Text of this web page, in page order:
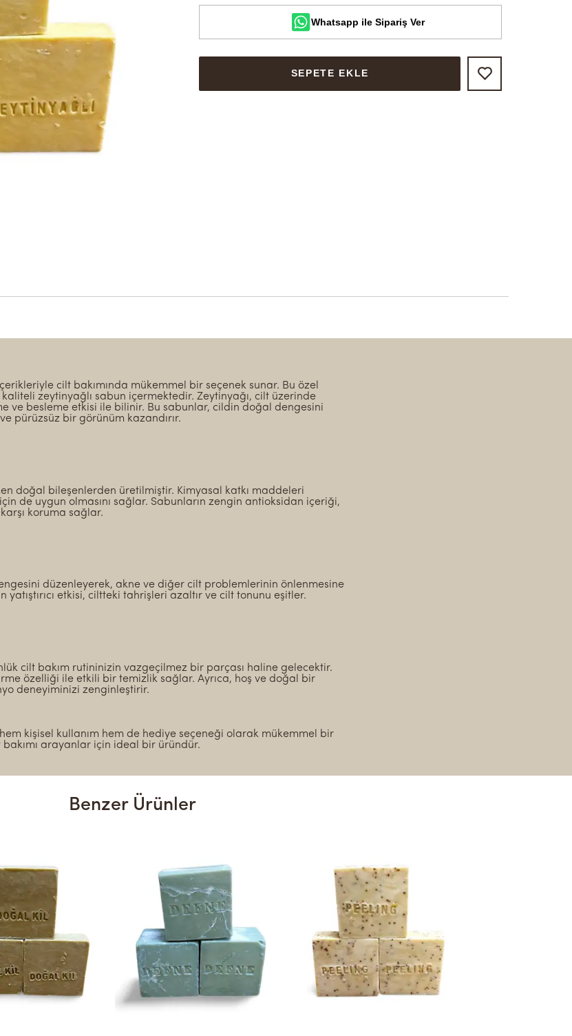
Whatsapp ile Sipariş Ver
SEPETE EKLE
cilt bakımında mükemmel bir seçenek sunar. Bu özel
zeytinyağlı sabun içermektedir. Zeytinyağı, cilt üzerinde
ve besleme etkisi ile bilinir. Bu sabunlar, cildin doğal dengesini
pürüzsüz bir görünüm kazandırır.
doğal bileşenlerden üretilmiştir. Kimyasal katkı maddeleri
de uygun olmasını sağlar. Sabunların zengin antioksidan içeriği,
koruma sağlar.
düzenleyerek, akne ve diğer cilt problemlerinin önlenmesine
yatıştırıcı etkisi, ciltteki tahrişleri azaltır ve cilt tonunu eşitler.
cilt bakım rutininizin vazgeçilmez bir parçası haline gelecektir.
özelliği ile etkili bir temizlik sağlar. Ayrıca, hoş ve doğal bir
deneyiminizi zenginleştirir.
kişisel kullanım hem de hediye seçeneği olarak mükemmel bir
arayanlar için ideal bir üründür.
Benzer Ürünler